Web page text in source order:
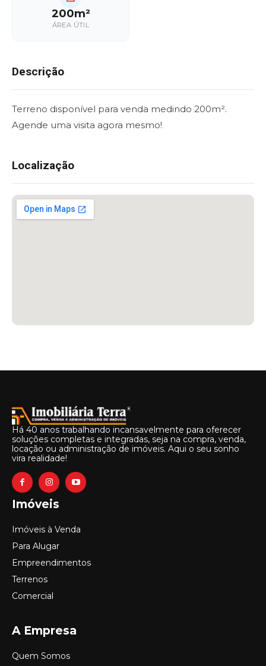
200m²
ÁREA ÚTIL
Descrição
Terreno disponível para venda medindo 200m².
Agende uma visita agora mesmo!
Localização
Há 40 anos trabalhando incansavelmente para oferecer
soluções completas e integradas, seja na compra, venda,
locação ou administração de imóveis. Aqui o seu sonho
vira realidade!
Imóveis
Imóveis à Venda
Para Alugar
Empreendimentos
Terrenos
Comercial
A Empresa
Quem Somos